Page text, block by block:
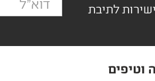
לתיבת
וטיפים